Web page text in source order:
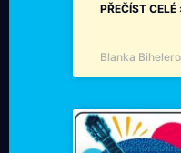
PŘEČÍST CELÉ
Blanka